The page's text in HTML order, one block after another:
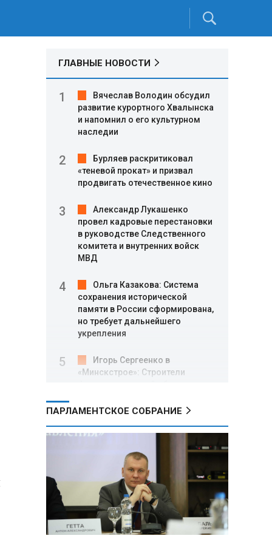
ГЛАВНЫЕ НОВОСТИ
Вячеслав Володин обсудил
развитие курортного Хвалынска
и напомнил о его культурном
наследии
Бурляев раскритиковал
«теневой прокат» и призвал
продвигать отечественное кино
Александр Лукашенко
провел кадровые перестановки
в руководстве Следственного
комитета и внутренних войск
МВД
Ольга Казакова: Система
сохранения исторической
памяти в России сформирована,
но требует дальнейшего
укрепления
Игорь Сергеенко в
«Минскстрое»: Строители
в улучшении охраны труда
МИД РФ: Поездка
Зеленского в США не принесла
ожидаемых результатов
Белорусские школьники
собрали первые «космические»
томаты из семян, побывавших
на орбите
ПАРЛАМЕНТСКОЕ СОБРАНИЕ